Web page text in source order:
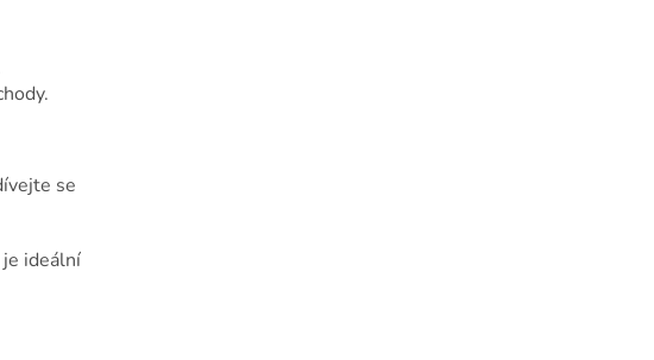
se
ideální